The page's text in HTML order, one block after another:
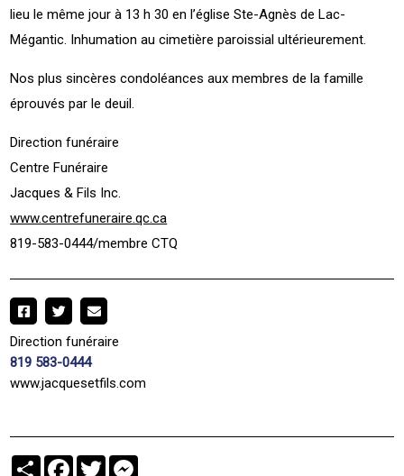
lieu le même jour à 13 h 30 en l’église Ste-Agnès de Lac-
Mégantic. Inhumation au cimetière paroissial ultérieurement.
Nos plus sincères condoléances aux membres de la famille
éprouvés par le deuil.
Direction funéraire
Centre Funéraire
Jacques & Fils Inc.
www.centrefuneraire.qc.ca
819-583-0444/membre CTQ
Direction funéraire
819 583-0444
www.jacquesetfils.com
PartagerFacebook
Twitter